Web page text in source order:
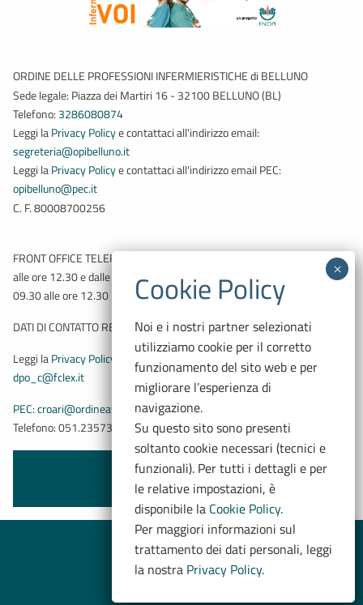
ORDINE DELLE PROFESSIONI INFERMIERISTICHE di BELLUNO
Sede legale: Piazza dei Martiri 16 - 32100 BELLUNO (BL)
Telefono: 3286080874
Leggi laPrivacy Policye contattaci all'indirizzo email:
segreteria@opibelluno.it
Leggi laPrivacy Policye contattaci all'indirizzo email PEC:
opibelluno@pec.it
C. F. 80008700256
FRONT OFFICE TELEFONICO: Martedì e Giovedì dalle ore 09.30
alle ore 12.30 e dalle ore 14.00 alle ore 17.00 – Venerdì dalle ore
09.30 alle ore 12.30
DATI DI CONTATTO RESPONSABILE PROTEZIONE DATI:
Leggi laPrivacy Policy
e contattaci all’indirizzo email:
dpo_c@fclex.it
PEC: croari@ordineavvocatibopec.it
Telefono: 051.235733
Seguici su facebook
twitter
Cookie Policy
Privacy Policy
Made by Nodopiano
Noi e i nostri partner selezionati
utilizziamo cookie per il corretto
funzionamento del sito web e per
migliorare l’esperienza di
navigazione.
Su questo sito sono presenti
soltanto cookie necessari (tecnici e
funzionali). Per tutti i dettagli e per
le relative impostazioni, è
disponibile la Cookie Policy.
Per maggiori informazioni sul
trattamento dei dati personali, leggi
la nostra Privacy Policy.